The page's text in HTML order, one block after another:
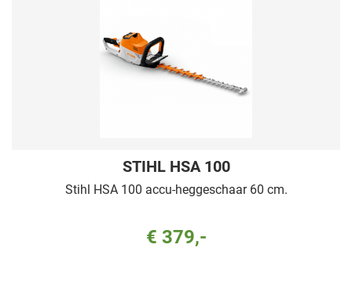
STIHL HSA 100
Stihl HSA 100 accu-heggeschaar 60 cm.
€ 379,-